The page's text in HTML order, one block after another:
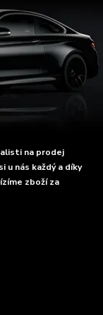
na prodej
u nás každý a díky
zboží za